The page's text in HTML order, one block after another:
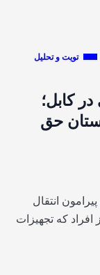
تویت و تحلیل
کابل؛
حق
انتقال
که تجهیزات